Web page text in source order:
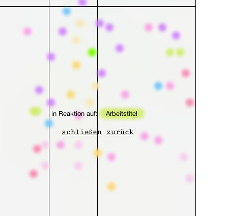
in Reaktion auf: Arbeitstitel
schließen zurück